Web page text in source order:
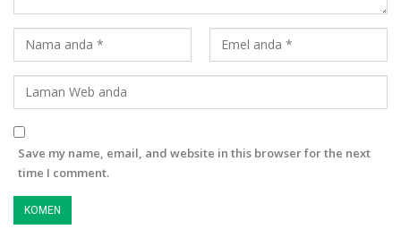
Save my name, email, and website in this browser for the next
time I comment.